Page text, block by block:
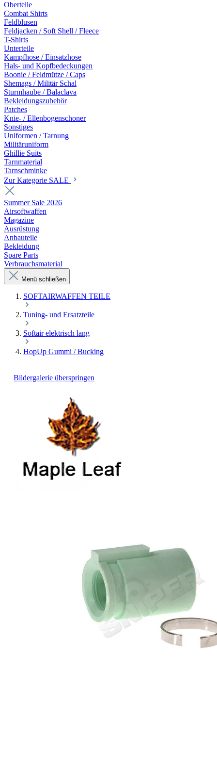
Oberteile
Combat Shirts
Feldblusen
Feldjacken / Soft Shell / Fleece
T-Shirts
Unterteile
Kampfhose / Einsatzhose
Hals- und Kopfbedeckungen
Boonie / Feldmütze / Caps
Shemags / Militär Schal
Sturmhaube / Balaclava
Bekleidungszubehör
Patches
Knie- / Ellenbogenschoner
Sonstiges
Uniformen / Tarnung
Militäruniform
Ghillie Suits
Tarnmaterial
Tarnschminke
Zur Kategorie SALE
Summer Sale 2026
Airsoftwaffen
Magazine
Ausrüstung
Anbauteile
Bekleidung
Spare Parts
Verbrauchsmaterial
Menü schließen
SOFTAIRWAFFEN TEILE
Tuning- und Ersatzteile
Softair elektrisch lang
HopUp Gummi / Bucking
Bildergalerie überspringen